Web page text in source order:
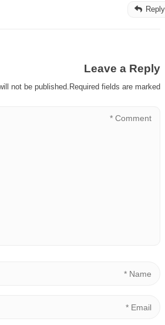
Reply
Leave a Reply
not be published.Required fields are marked